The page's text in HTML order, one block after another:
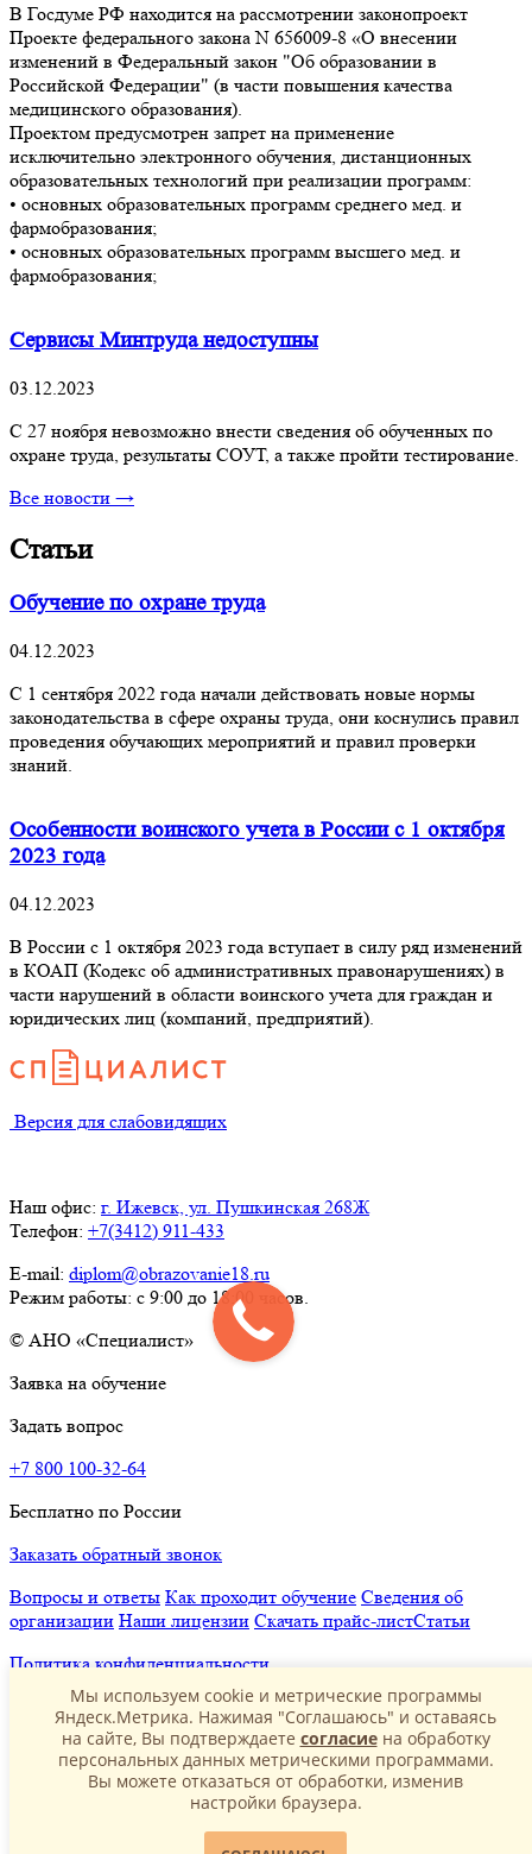
В Госдуме РФ находится на рассмотрении законопроект
Проекте федерального закона N 656009-8 «О внесении
изменений в Федеральный закон "Об образовании в
Российской Федерации" (в части повышения качества
медицинского образования).
Проектом предусмотрен запрет на применение
исключительно электронного обучения, дистанционных
образовательных технологий при реализации программ:
• основных образовательных программ среднего мед. и
фармобразования;
• основных образовательных программ высшего мед. и
фармобразования;
Сервисы Минтруда недоступны
03.12.2023
С 27 ноября невозможно внести сведения об обученных по
охране труда, результаты СОУТ, а также пройти тестирование.
Все новости →
Статьи
Обучение по охране труда
04.12.2023
С 1 сентября 2022 года начали действовать новые нормы
законодательства в сфере охраны труда, они коснулись правил
проведения обучающих мероприятий и правил проверки
знаний.
Особенности воинского учета в России с 1 октября
2023 года
04.12.2023
В России с 1 октября 2023 года вступает в силу ряд изменений
в КОАП (Кодекс об административных правонарушениях) в
части нарушений в области воинского учета для граждан и
юридических лиц (компаний, предприятий).
Версия для слабовидящих
Наш офис: г. Ижевск, ул. Пушкинская 268Ж
Телефон: +7(3412) 911-433
E-mail: diplom@obrazovanie18.ru
Режим работы: с 9:00 до 18:00 часов.
© АНО «Специалист»
Заявка на обучение
Задать вопрос
+7 800 100-32-64
Бесплатно по России
Заказать обратный звонок
Вопросы и ответы Как проходит обучение Сведения об
организации Наши лицензии Скачать прайс-листСтатьи
Политика конфиденциальности
Мы используем cookie и метрические программы
Яндеск.Метрика. Нажимая "Соглашаюсь" и оставаясь
на сайте, Вы подтверждаете согласиена обработку
персональных данных метрическими программами.
Вы можете отказаться от обработки, изменив
настройки браузера.